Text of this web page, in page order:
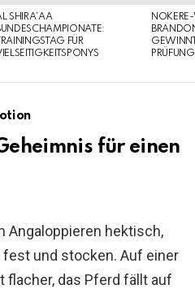
SHIRA’AA
TRAININGSTAG FÜR
PRÜFUNG
für einen
Angaloppieren hektisch,
und stocken. Auf einer
flacher, das Pferd fällt auf